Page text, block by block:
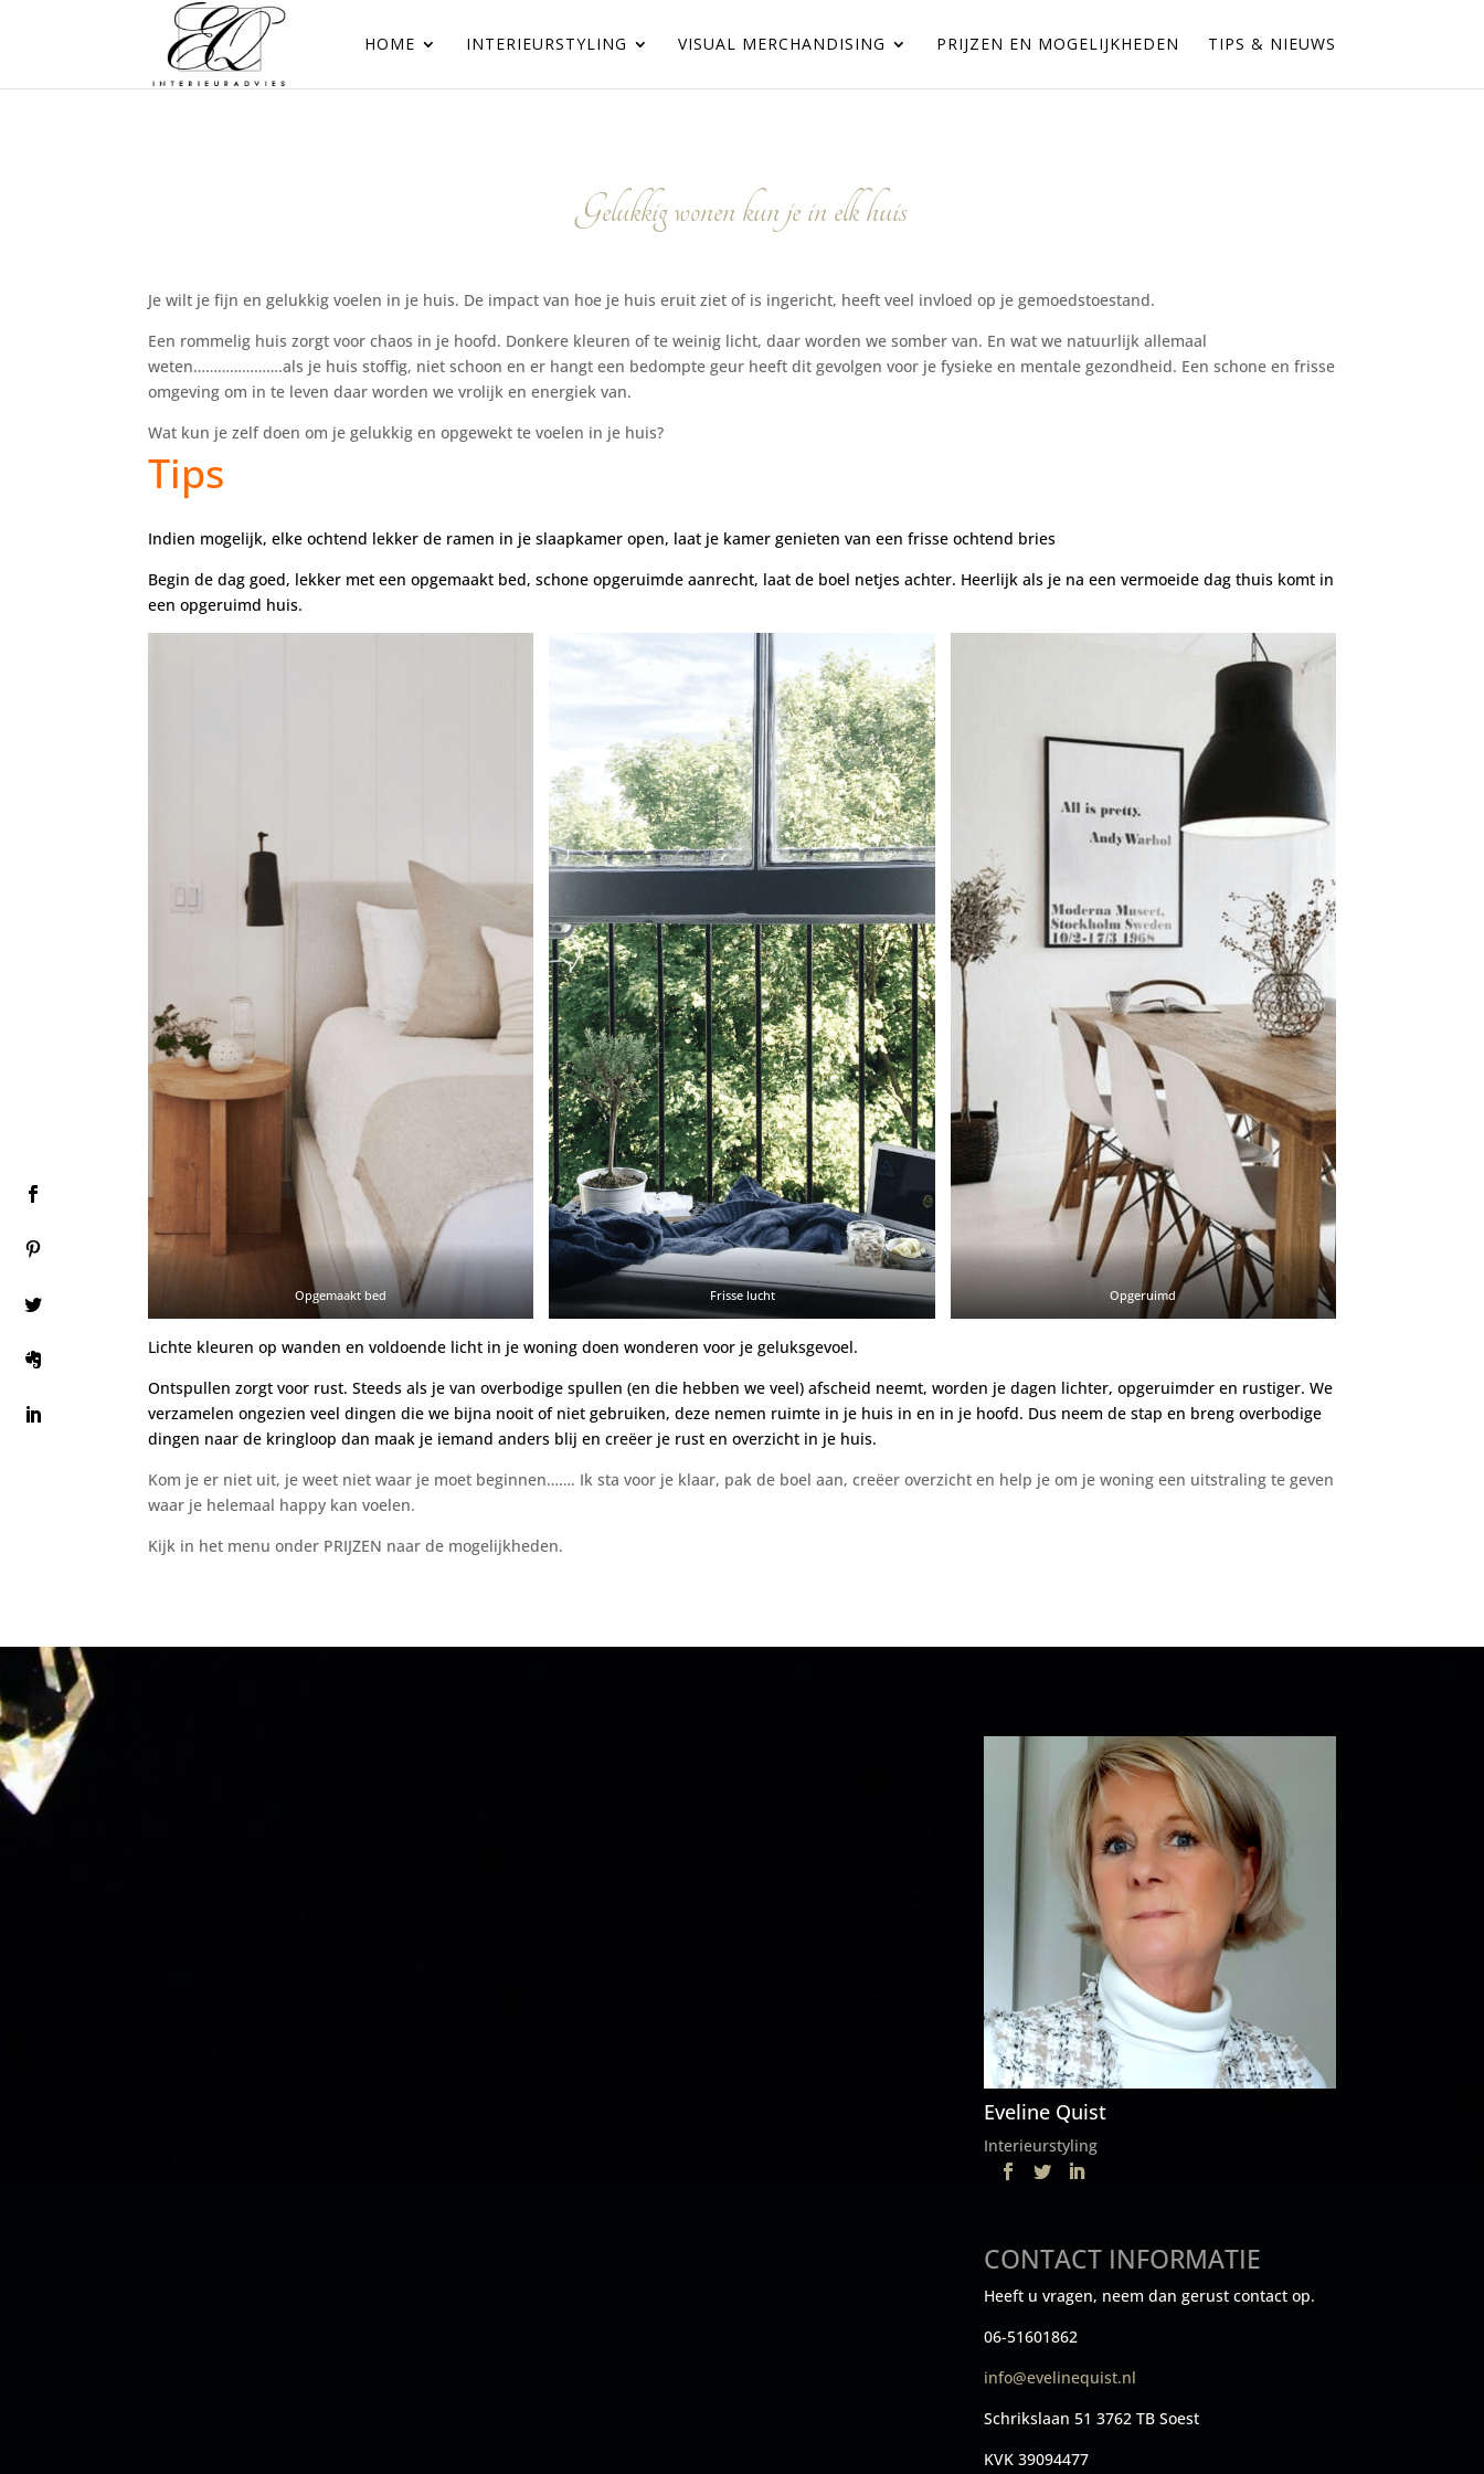
HOME INTERIEURSTYLING VISUAL MERCHANDISING PRIJZEN EN MOGELIJKHEDEN TIPS & NIEUWS
Gelukkig wonen kun je in elk huis
Je wilt je fijn en gelukkig voelen in je huis. De impact van hoe je huis eruit ziet of is ingericht, heeft veel invloed op je gemoedstoestand.
Een rommelig huis zorgt voor chaos in je hoofd. Donkere kleuren of te weinig licht, daar worden we somber van. En wat we natuurlijk allemaal
weten………………….als je huis stoffig, niet schoon en er hangt een bedompte geur heeft dit gevolgen voor je fysieke en mentale gezondheid. Een schone en frisse
omgeving om in te leven daar worden we vrolijk en energiek van.
Wat kun je zelf doen om je gelukkig en opgewekt te voelen in je huis?
Tips
Indien mogelijk, elke ochtend lekker de ramen in je slaapkamer open, laat je kamer genieten van een frisse ochtend bries
Begin de dag goed, lekker met een opgemaakt bed, schone opgeruimde aanrecht, laat de boel netjes achter. Heerlijk als je na een vermoeide dag thuis komt in
een opgeruimd huis.
Opgemaakt bed Frisse lucht Opgeruimd
Lichte kleuren op wanden en voldoende licht in je woning doen wonderen voor je geluksgevoel.
Ontspullen zorgt voor rust. Steeds als je van overbodige spullen (en die hebben we veel) afscheid neemt, worden je dagen lichter, opgeruimder en rustiger. We
verzamelen ongezien veel dingen die we bijna nooit of niet gebruiken, deze nemen ruimte in je huis in en in je hoofd. Dus neem de stap en breng overbodige
dingen naar de kringloop dan maak je iemand anders blij en creëer je rust en overzicht in je huis.
Kom je er niet uit, je weet niet waar je moet beginnen……. Ik sta voor je klaar, pak de boel aan, creëer overzicht en help je om je woning een uitstraling te geven
waar je helemaal happy kan voelen.
Kijk in het menu onder PRIJZEN naar de mogelijkheden.
Eveline Quist
Interieurstyling
CONTACT INFORMATIE
Heeft u vragen, neem dan gerust contact op.
06-51601862
info@evelinequist.nl
Schrikslaan 51 3762 TB Soest
KVK 39094477